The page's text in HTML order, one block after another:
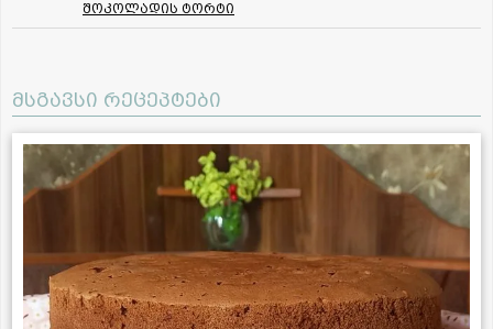
შოკოლადის ტორტი
მსგავსი რეცეპტები